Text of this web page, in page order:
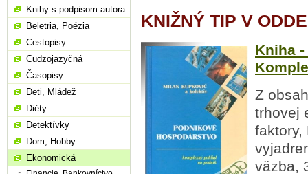
KNIŽNÝ TIP V
Kniha
Z
trhovej
faktory,
väzba,
Knihy s podpisom autora
Beletria, Poézia
Cestopisy
Cudzojazyčná
Časopisy
Deti, Mládež
Diéty
Detektívky
Dom, Hobby
Ekonomická